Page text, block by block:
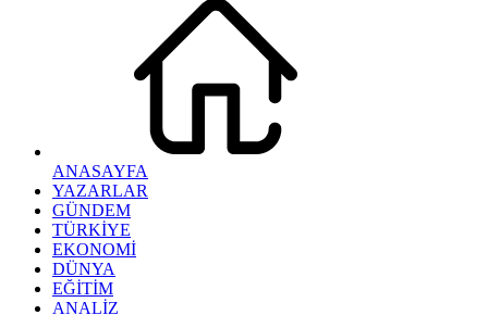
ANASAYFA
YAZARLAR
GÜNDEM
TÜRKİYE
EKONOMİ
DÜNYA
EĞİTİM
ANALİZ